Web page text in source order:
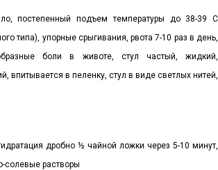
постепенный подъем температуры до 38-39 С
типа), упорные срыгивания, рвота 7-10 раз в день,
боли в животе, стул частый, жидкий,
впитывается в пеленку, стул в виде светлых нитей,
дробно ½ чайной ложки через 5-10 минут,
солевые растворы